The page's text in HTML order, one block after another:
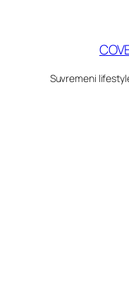
Suvremeni